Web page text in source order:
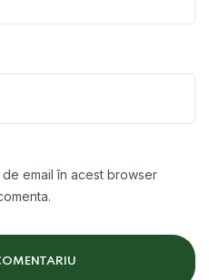
email în acest browser